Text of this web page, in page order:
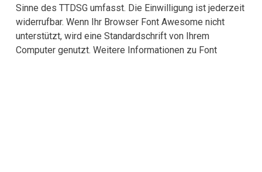
Sinne des TTDSG umfasst. Die Einwilligung ist jederzeit
widerrufbar. Wenn Ihr Browser Font Awesome nicht
unterstützt, wird eine Standardschrift von Ihrem
Computer genutzt. Weitere Informationen zu Font